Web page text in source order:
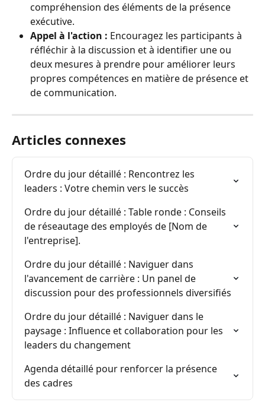
compréhension des éléments de la présence
exécutive.
Appel à l'action : Encouragez les participants à
réfléchir à la discussion et à identifier une ou
deux mesures à prendre pour améliorer leurs
propres compétences en matière de présence et
de communication.
Articles connexes
Ordre du jour détaillé : Rencontrez les
leaders : Votre chemin vers le succès
Ordre du jour détaillé : Table ronde : Conseils
de réseautage des employés de [Nom de
l'entreprise].
Ordre du jour détaillé : Naviguer dans
l'avancement de carrière : Un panel de
discussion pour des professionnels diversifiés
Ordre du jour détaillé : Naviguer dans le
paysage : Influence et collaboration pour les
leaders du changement
Agenda détaillé pour renforcer la présence
des cadres